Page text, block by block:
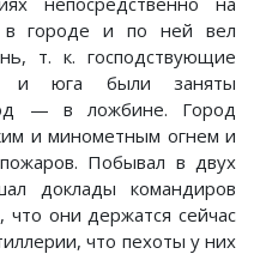
в городе и по ней вел
т. к. господствующие
и юга были заняты
— в ложбине. Город
и минометным огнем и
Побывал в двух
доклады командиров
они держатся сейчас
что пехоты у них